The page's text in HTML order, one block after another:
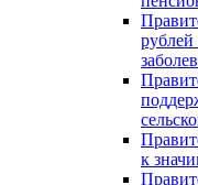
рублей
к